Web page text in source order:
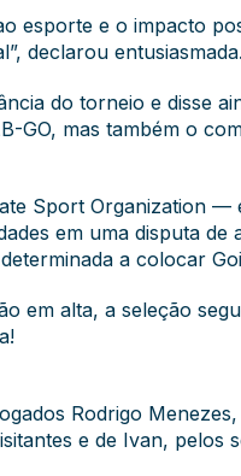
esporte e o impacto
declarou entusiasmada.
do torneio e disse
GO, mas também o
Sport Organization
em uma disputa
a colocar
em alta, a seleção
Rodrigo
e de Ivan, pelos